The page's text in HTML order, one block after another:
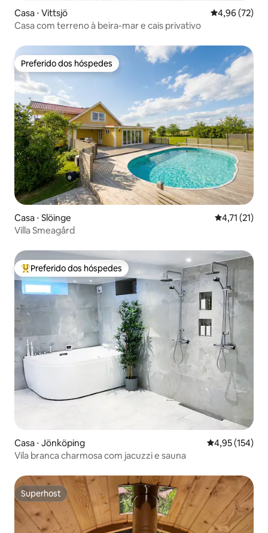
Casa ⋅ Vittsjö 4,96 de uma
4,96 (72)
Casa com terreno à beira-mar e cais privativo
Preferido dos hóspedes
Preferido dos hóspedes
Casa ⋅ Slöinge 4,71 de uma
4,71 (21)
Villa Smeagård
Entre os melhores preferidos dos hóspedes
Preferido dos hóspedes
Casa ⋅ Jönköping 4,95 de uma
4,95 (154)
Vila branca charmosa com jacuzzi e sauna
Superhost
Superhost